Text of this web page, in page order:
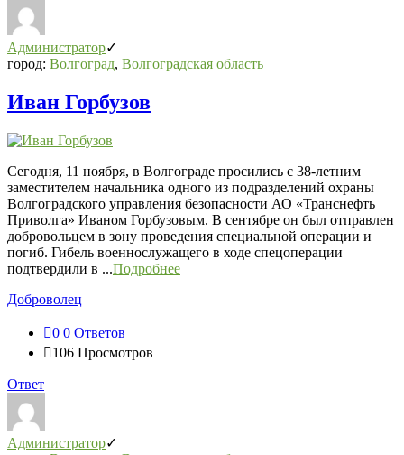
Администратор
город: Волгоград, Волгоградская область
Иван Горбузов
Сегодня, 11 ноября, в Волгограде просились с 38-летним
заместителем начальника одного из подразделений охраны
Волгоградского управления безопасности АО «Транснефть
Приволга» Иваном Горбузовым. В сентябре он был отправлен
добровольцем в зону проведения специальной операции и
погиб. Гибель военнослужащего в ходе спецоперации
подтвердили в ...Подробнее
Доброволец
0 0 Ответов
106 Просмотров
Ответ
Администратор